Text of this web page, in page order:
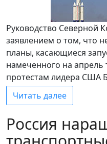
Руководство Северной
заявлением о том, что
планы, касающиеся
намеченного на апрель
протестам лидера США
Читать далее
Россия